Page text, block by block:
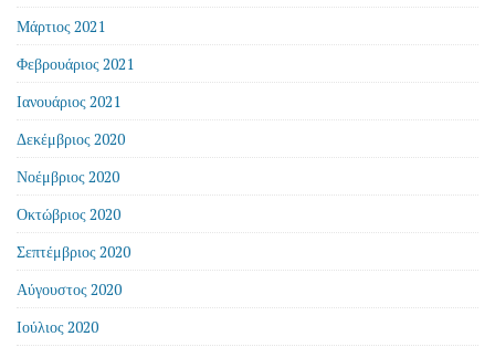
Μάρτιος 2021
Φεβρουάριος 2021
Ιανουάριος 2021
Δεκέμβριος 2020
Νοέμβριος 2020
Οκτώβριος 2020
Σεπτέμβριος 2020
Αύγουστος 2020
Ιούλιος 2020